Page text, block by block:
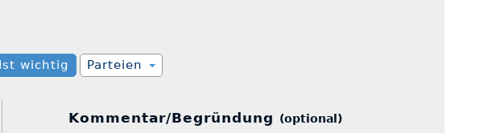
Ist wichtig Parteien
Kommentar/Begründung (optional)